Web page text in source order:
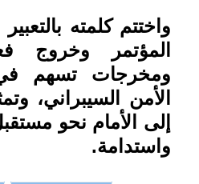
واختتم كلمته
المؤتمر وخروج
ومخرجات تسهم
الأمن السيبراني،
إلى الأمام نحو
واستدامة.